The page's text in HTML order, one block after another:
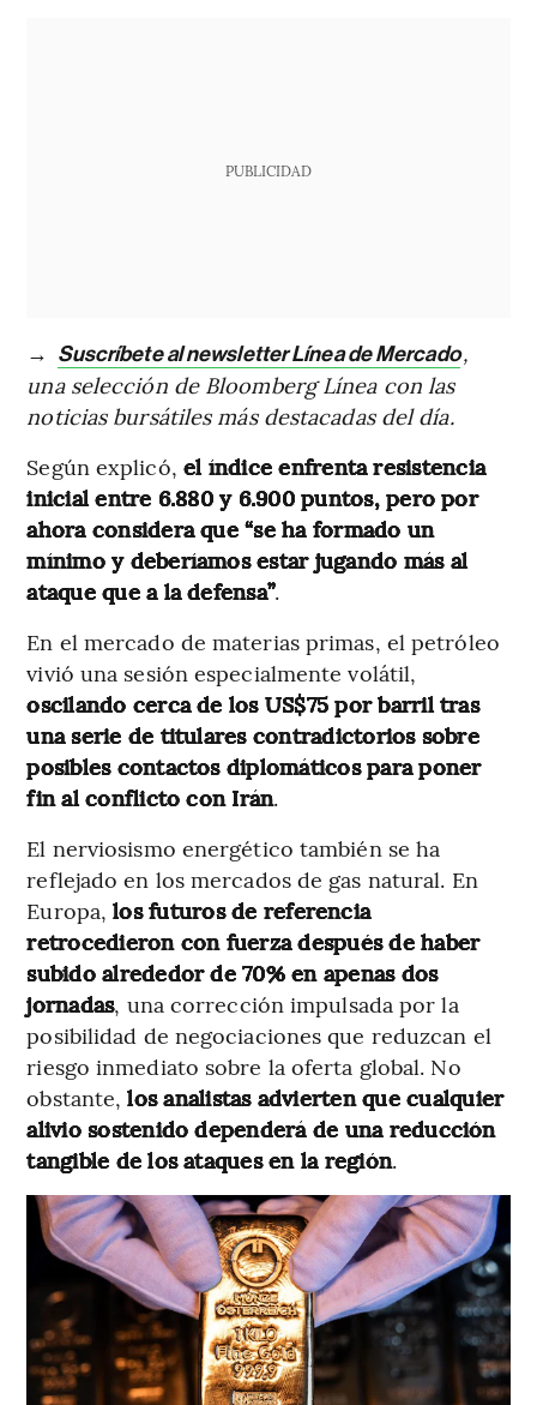
PUBLICIDAD
→ Suscríbete al newsletter Línea de Mercado,
una selección de Bloomberg Línea con las
noticias bursátiles más destacadas del día.
Según explicó, el índice enfrenta resistencia
inicial entre 6.880 y 6.900 puntos, pero por
ahora considera que “se ha formado un
mínimo y deberíamos estar jugando más al
ataque que a la defensa”.
En el mercado de materias primas, el petróleo
vivió una sesión especialmente volátil,
oscilando cerca de los US$75 por barril tras
una serie de titulares contradictorios sobre
posibles contactos diplomáticos para poner
fin al conflicto con Irán.
El nerviosismo energético también se ha
reflejado en los mercados de gas natural. En
Europa,los futuros de referencia
retrocedieron con fuerza después de haber
subido alrededor de 70% en apenas dos
jornadas, una corrección impulsada por la
posibilidad de negociaciones que reduzcan el
riesgo inmediato sobre la oferta global. No
obstante,los analistas advierten que cualquier
alivio sostenido dependerá de una reducción
tangible de los ataques en la región.